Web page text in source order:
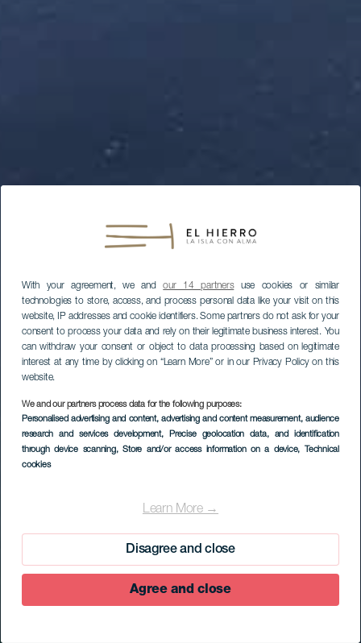
With your agreement, we andour 14 partnersuse cookies or similar
technologies to store, access, and process personal data like your visit on this
website, IP addresses and cookie identifiers. Some partners do not ask for your
consent to process your data and rely on their legitimate business interest. You
can withdraw your consent or object to data processing based on legitimate
interest at any time by clicking on “Learn More” or in our Privacy Policy on this
website.
We and our partners process data for the following purposes:
Personalised advertising and content, advertising and content measurement, audience
research and services development, Precise geolocation data, and identification
through device scanning, Store and/or access information on a device, Technical
cookies
Learn More →
Disagree and close
Agree and close